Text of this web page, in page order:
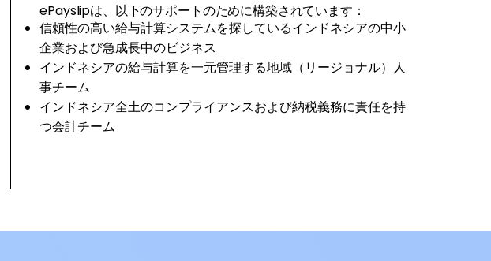
ePayslipは、以下のサポートのために構築されています：
信頼性の高い給与計算システムを探しているインドネシアの中小
企業および急成長中のビジネス
インドネシアの給与計算を一元管理する地域（リージョナル）人
事チーム
インドネシア全土のコンプライアンスおよび納税義務に責任を持
つ会計チーム